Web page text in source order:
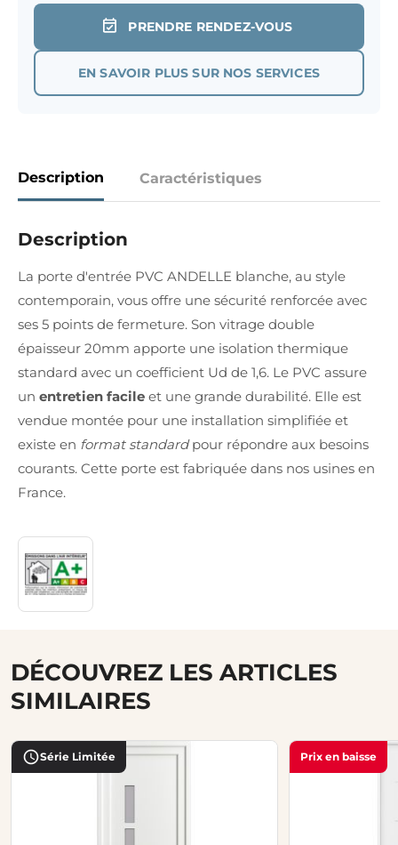
PRENDRE RENDEZ-VOUS
EN SAVOIR PLUS SUR NOS SERVICES
Description Caractéristiques
Description
La porte d'entrée PVC ANDELLE blanche, au style
contemporain, vous offre une sécurité renforcée avec
ses 5 points de fermeture. Son vitrage double
épaisseur 20mm apporte une isolation thermique
standard avec un coefficient Ud de 1,6. Le PVC assure
un entretien facile et une grande durabilité. Elle est
vendue montée pour une installation simplifiée et
existe en format standardpour répondre aux besoins
courants. Cette porte est fabriquée dans nos usines en
France.
DÉCOUVREZ LES ARTICLES
SIMILAIRES
Série Limitée Prix en baisse